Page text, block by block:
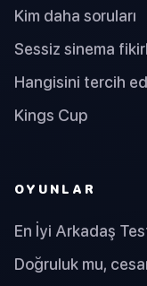
Kim daha soruları
Sessiz sinema
Hangisini tercih
Kings Cup
OYUNLAR
En İyi Arkadaş
Doğruluk mu,